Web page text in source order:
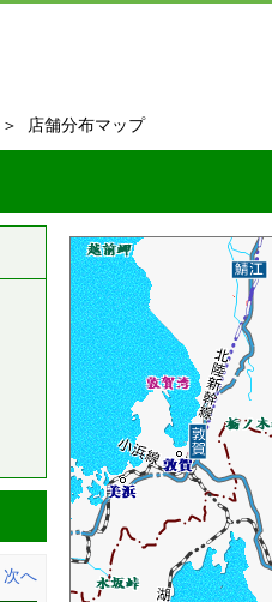
＞ 店舗分布マップ
次へ